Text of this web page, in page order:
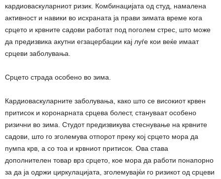
кардиоваскуларниот ризик. Комбинацијата од студ, намалена
активност и навики во исхраната ја прави зимата време кога
срцето и крвните садови работат под поголем стрес, што може
да предизвика акутни егзацербации кај луѓе кои веќе имаат
срцеви заболувања.
Срцето страда особено во зима.
Кардиоваскуларните заболувања, како што се високиот крвен
притисок и коронарната срцева болест, стануваат особено
ризични во зима. Студот предизвикува стеснување на крвните
садови, што го зголемува отпорот преку кој срцето мора да
пумпа крв, а со тоа и крвниот притисок. Ова става
дополнителен товар врз срцето, кое мора да работи понапорно
за да ја одржи циркулацијата, зголемувајќи го ризикот од срцеви